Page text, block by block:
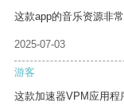
这款app的音乐资源非
2025-07-03
游客
这款加速器VPM应用程